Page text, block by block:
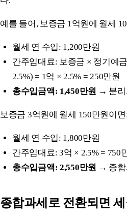
예를 들어, 보증금 1억원에 월세
월세 연 수입: 1,200만원
간주임대료: 보증금 × 정기예
2.5%) = 1억 × 2.5% = 250만원
총수입금액: 1,450만원 → 분리
보증금 3억원에 월세 150만원이
월세 연 수입: 1,800만원
간주임대료: 3억 × 2.5% = 750
총수입금액: 2,550만원 → 종합
종합과세로 전환되면